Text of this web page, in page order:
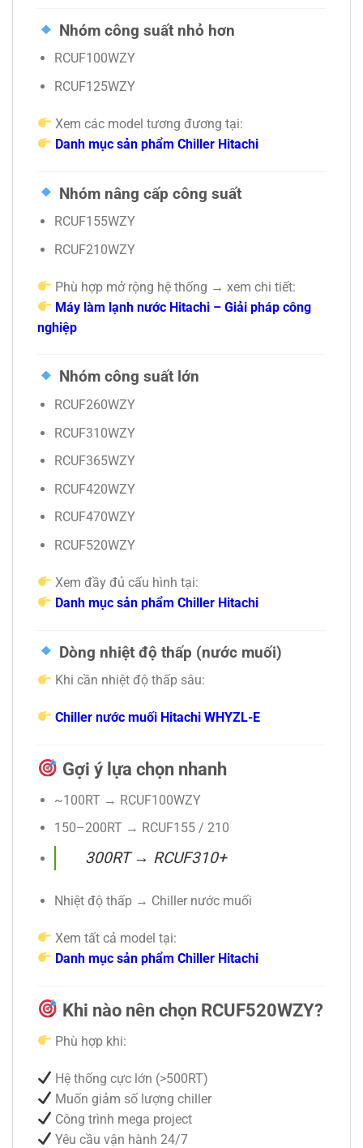
Nhóm công suất nhỏ hơn
RCUF100WZY
RCUF125WZY
Xem các model tương đương tại:
Danh mục sản phẩm Chiller Hitachi
Nhóm nâng cấp công suất
RCUF155WZY
RCUF210WZY
Phù hợp mở rộng hệ thống → xem chi tiết:
Máy làm lạnh nước Hitachi – Giải pháp công
nghiệp
Nhóm công suất lớn
RCUF260WZY
RCUF310WZY
RCUF365WZY
RCUF420WZY
RCUF470WZY
RCUF520WZY
Xem đầy đủ cấu hình tại:
Danh mục sản phẩm Chiller Hitachi
Dòng nhiệt độ thấp (nước muối)
Khi cần nhiệt độ thấp sâu:
Chiller nước muối Hitachi WHYZL-E
Gợi ý lựa chọn nhanh
~100RT → RCUF100WZY
150–200RT → RCUF155 / 210
300RT → RCUF310+
Nhiệt độ thấp → Chiller nước muối
Xem tất cả model tại:
Danh mục sản phẩm Chiller Hitachi
Khi nào nên chọn RCUF520WZY?
Phù hợp khi:
Hệ thống cực lớn (>500RT)
Muốn giảm số lượng chiller
Công trình mega project
Yêu cầu vận hành 24/7